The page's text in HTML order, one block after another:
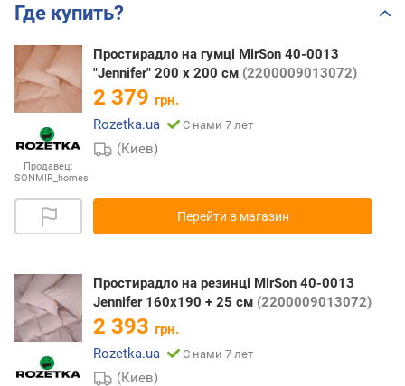
Где купить?
Продавец:
SONMIR_homes
Простирадло на гумці MirSon 40-0013
"Jennifer" 200 х 200 см (2200009013072)
2 379 грн.
Rozetka.ua
С нами 7 лет
(Киев)
Перейти в магазин
Простирадло на резинці MirSon 40-0013
Jennifer 160х190 + 25 см (2200009013072)
2 393 грн.
Rozetka.ua
С нами 7 лет
(Киев)